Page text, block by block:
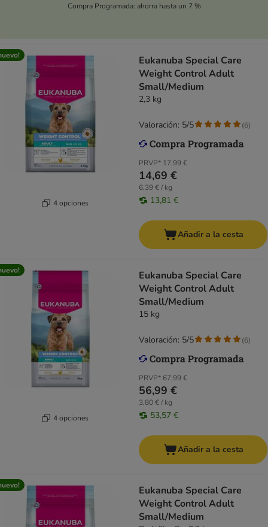
Compra Programada: ahorra hasta un 7 %
4 opciones
Eukanuba Special Care
Weight Control Adult
Small/Medium
2,3 kg
PRVP* 17,99 €
14,69 €
6,39 € / kg
13,81 €
Valoración: 5/5 (6)
Añadir a la cesta
4 opciones
Eukanuba Special Care
Weight Control Adult
Small/Medium
15 kg
PRVP* 67,99 €
56,99 €
3,80 € / kg
53,57 €
Valoración: 5/5 (6)
Añadir a la cesta
Eukanuba Special Care
Weight Control Adult
Small/Medium